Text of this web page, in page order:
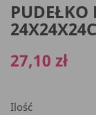
PUDEŁKO
27,10 zł
Ilość